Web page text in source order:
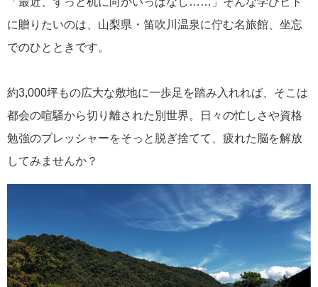
に贈りたいのは、山梨県・笛吹川温泉に佇む名旅館、坐忘
でのひとときです。
約3,000坪もの広大な敷地に一歩足を踏み入れれば、そこは
都会の喧騒から切り離された別世界。日々の忙しさや資格
勉強のプレッシャーをそっと脱ぎ捨てて、疲れた脳を解放
してみませんか？